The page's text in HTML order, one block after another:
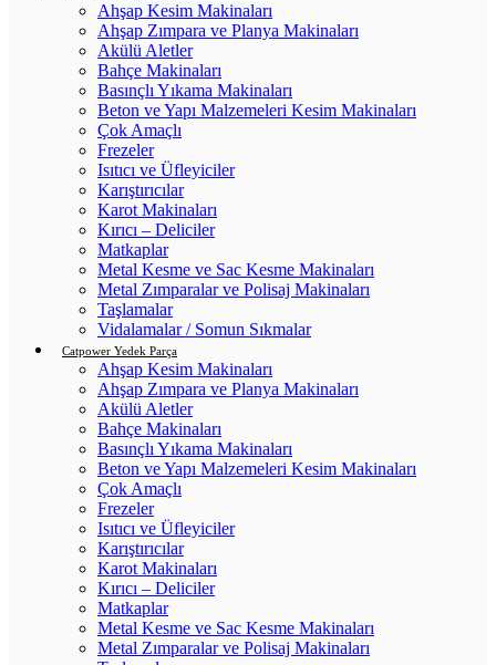
Ahşap Kesim Makinaları
Ahşap Zımpara ve Planya Makinaları
Akülü Aletler
Bahçe Makinaları
Basınçlı Yıkama Makinaları
Beton ve Yapı Malzemeleri Kesim Makinaları
Çok Amaçlı
Frezeler
Isıtıcı ve Üfleyiciler
Karıştırıcılar
Karot Makinaları
Kırıcı – Deliciler
Matkaplar
Metal Kesme ve Sac Kesme Makinaları
Metal Zımparalar ve Polisaj Makinaları
Taşlamalar
Vidalamalar / Somun Sıkmalar
Catpower Yedek Parça
Ahşap Kesim Makinaları
Ahşap Zımpara ve Planya Makinaları
Akülü Aletler
Bahçe Makinaları
Basınçlı Yıkama Makinaları
Beton ve Yapı Malzemeleri Kesim Makinaları
Çok Amaçlı
Frezeler
Isıtıcı ve Üfleyiciler
Karıştırıcılar
Karot Makinaları
Kırıcı – Deliciler
Matkaplar
Metal Kesme ve Sac Kesme Makinaları
Metal Zımparalar ve Polisaj Makinaları